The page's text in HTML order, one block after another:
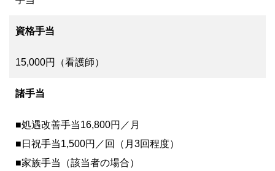
資格手当
15,000円（看護師）
諸手当
■処遇改善手当16,800円／月
■日祝手当1,500円／回（月3回程度）
■家族手当（該当者の場合）